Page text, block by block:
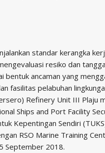
standar kerangka
resiko dan
bentuk ancaman yang
fasilitas pelabuhan
Refinery Unit III Plaju
Ships and Port Facility
Kepentingan Sendiri
RSO Marine Training
September 2018.